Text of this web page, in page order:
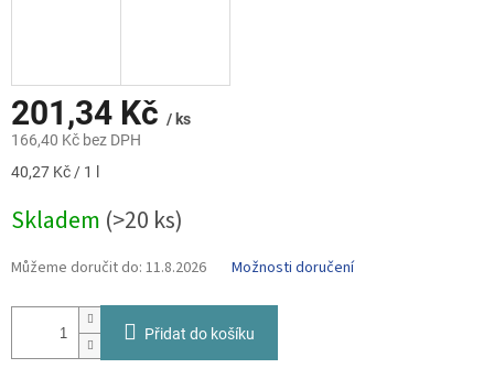
201,34 Kč / ks
166,40 Kč bez DPH
Měrná
40,27 Kč / 1 l
Skladem (>20 ks)
Můžeme doručit do: 11.8.2026 Možnosti doručení
Přidat do košíku